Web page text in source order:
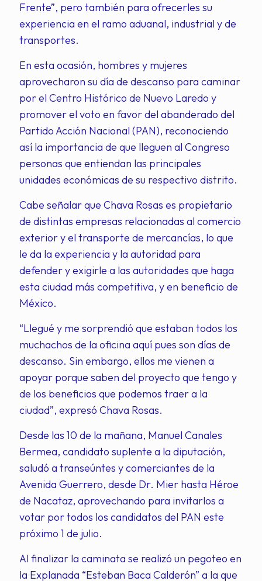
Frente”, pero también para ofrecerles su
experiencia en el ramo aduanal, industrial y de
transportes.
En esta ocasión, hombres y mujeres
aprovecharon su día de descanso para caminar
por el Centro Histórico de Nuevo Laredo y
promover el voto en favor del abanderado del
Partido Acción Nacional (PAN), reconociendo
así la importancia de que lleguen al Congreso
personas que entiendan las principales
unidades económicas de su respectivo distrito.
Cabe señalar que Chava Rosas es propietario
de distintas empresas relacionadas al comercio
exterior y el transporte de mercancías, lo que
le da la experiencia y la autoridad para
defender y exigirle a las autoridades que haga
esta ciudad más competitiva, y en beneficio de
México.
“Llegué y me sorprendió que estaban todos los
muchachos de la oficina aquí pues son días de
descanso. Sin embargo, ellos me vienen a
apoyar porque saben del proyecto que tengo y
de los beneficios que podemos traer a la
ciudad”, expresó Chava Rosas.
Desde las 10 de la mañana, Manuel Canales
Bermea, candidato suplente a la diputación,
saludó a transeúntes y comerciantes de la
Avenida Guerrero, desde Dr. Mier hasta Héroe
de Nacataz, aprovechando para invitarlos a
votar por todos los candidatos del PAN este
próximo 1 de julio.
Al finalizar la caminata se realizó un pegoteo en
la Explanada “Esteban Baca Calderón” a la que